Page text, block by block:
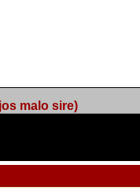
malo sire)